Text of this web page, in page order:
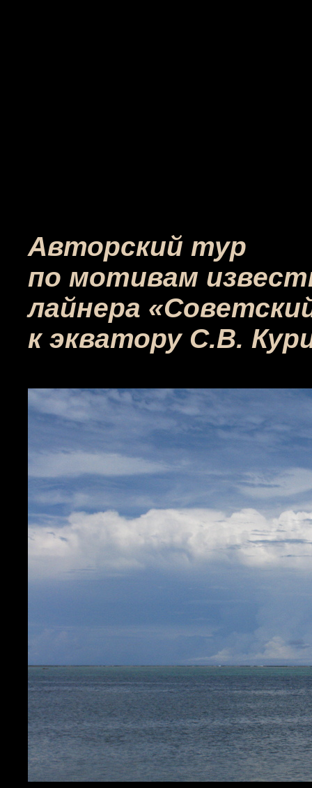
Авторский тур
по мотивам
лайнера
к экватору С.В.